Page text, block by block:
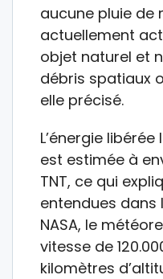
aucune pluie de
actuellement
objet naturel et
débris spatiaux
elle précisé.
L’énergie
est estimée à
TNT, ce qui
entendues dans
NASA, le
vitesse de
kilomètres